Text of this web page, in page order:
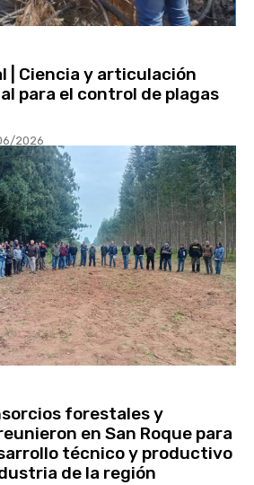
| Ciencia y articulación
para el control de plagas
2026
forestales y
en San Roque para
técnico y productivo
de la región